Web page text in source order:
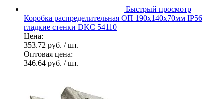
Быстрый просмотр
Коробка распределительная ОП 190х140х70мм IP56
гладкие стенки DKC 54110
Цена:
353.72 руб. / шт.
Оптовая цена:
346.64 руб. / шт.